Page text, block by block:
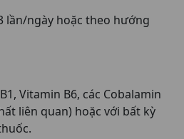
lần/ngày hoặc theo hướng
Vitamin B6, các Cobalamin
liên quan) hoặc với bất kỳ